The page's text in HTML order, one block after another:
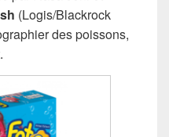
(Logis/Blackrock
des poissons,